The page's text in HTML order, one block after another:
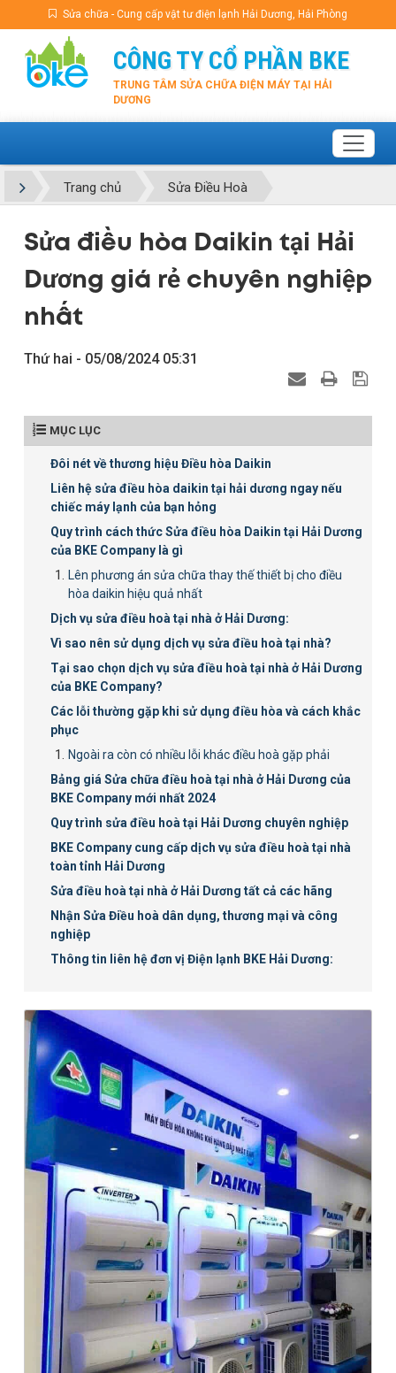
Sửa chữa - Cung cấp vật tư điện lạnh Hải Dương, Hải Phòng
CÔNG TY CỔ PHẦN BKE
TRUNG TÂM SỬA CHỮA ĐIỆN MÁY TẠI HẢI
DƯƠNG
Trang chủ Sửa Điều Hoà
Sửa điều hòa Daikin tại Hải
Dương giá rẻ chuyên nghiệp
nhất
Thứ hai - 05/08/2024 05:31
MỤC LỤC
Đôi nét về thương hiệu Điều hòa Daikin
Liên hệ sửa điều hòa daikin tại hải dương ngay nếu
chiếc máy lạnh của bạn hỏng
Quy trình cách thức Sửa điều hòa Daikin tại Hải Dương
của BKE Company là gì
Lên phương án sửa chữa thay thế thiết bị cho điều
hòa daikin hiệu quả nhất
Dịch vụ sửa điều hoà tại nhà ở Hải Dương:
Vì sao nên sử dụng dịch vụ sửa điều hoà tại nhà?
Tại sao chọn dịch vụ sửa điều hoà tại nhà ở Hải Dương
của BKE Company?
Các lỗi thường gặp khi sử dụng điều hòa và cách khắc
phục
Ngoài ra còn có nhiều lỗi khác điều hoà gặp phải
Bảng giá Sửa chữa điều hoà tại nhà ở Hải Dương của
BKE Company mới nhất 2024
Quy trình sửa điều hoà tại Hải Dương chuyên nghiệp
BKE Company cung cấp dịch vụ sửa điều hoà tại nhà
toàn tỉnh Hải Dương
Sửa điều hoà tại nhà ở Hải Dương tất cả các hãng
Nhận Sửa Điều hoà dân dụng, thương mại và công
nghiệp
Thông tin liên hệ đơn vị Điện lạnh BKE Hải Dương: